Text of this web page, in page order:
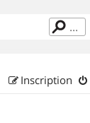
Inscription